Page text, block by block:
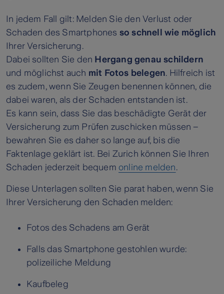
In jedem Fall gilt: Melden Sie den Verlust oder
Schaden des Smartphones so schnell wie möglich
Ihrer Versicherung.
Dabei sollten Sie den Hergang genau schildern
und möglichst auch mit Fotos belegen. Hilfreich ist
es zudem, wenn Sie Zeugen benennen können, die
dabei waren, als der Schaden entstanden ist.
Es kann sein, dass Sie das beschädigte Gerät der
Versicherung zum Prüfen zuschicken müssen –
bewahren Sie es daher so lange auf, bis die
Faktenlage geklärt ist. Bei Zurich können Sie Ihren
Schaden jederzeit bequem online melden.
Diese Unterlagen sollten Sie parat haben, wenn Sie
Ihrer Versicherung den Schaden melden:
Fotos des Schadens am Gerät
Falls das Smartphone gestohlen wurde:
polizeiliche Meldung
Kaufbeleg